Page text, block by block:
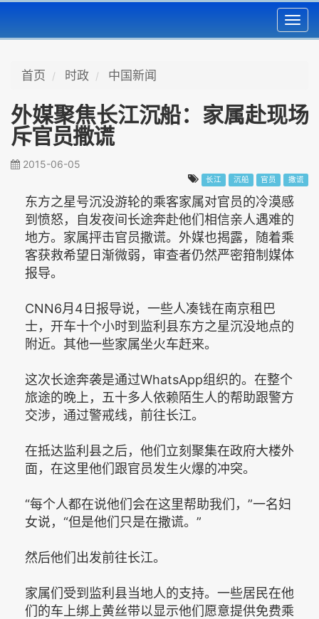
首页 时政 中国新闻
外媒聚焦长江沉船：家属赴现场
斥官员撒谎
2015-06-05
长江 沉船 官员 撒谎
东方之星号沉没游轮的乘客家属对官员的冷漠感
到愤怒，自发夜间长途奔赴他们相信亲人遇难的
地方。家属抨击官员撒谎。外媒也揭露，随着乘
客获救希望日渐微弱，审查者仍然严密箝制媒体
报导。
CNN6月4日报导说，一些人凑钱在南京租巴
士，开车十个小时到监利县东方之星沉没地点的
附近。其他一些家属坐火车赶来。
这次长途奔袭是通过WhatsApp组织的。在整个
旅途的晚上，五十多人依赖陌生人的帮助跟警方
交涉，通过警戒线，前往长江。
在抵达监利县之后，他们立刻聚集在政府大楼外
面，在这里他们跟官员发生火爆的冲突。
“每个人都在说他们会在这里帮助我们，”一名妇
女说，“但是他们只是在撒谎。”
然后他们出发前往长江。
家属们受到监利县当地人的支持。一些居民在他
们的车上绑上黄丝带以显示他们愿意提供免费乘